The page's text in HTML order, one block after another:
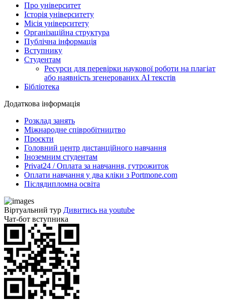
Про університет
Історія університету
Місія університету
Організаційна структура
Публічна інформація
Вступнику
Студентам
Ресурси для перевірки наукової роботи на плагіат
або наявність згенерованих АІ текстів
Бібліотека
Додаткова інформація
Розклад занять
Міжнародне співробітництво
Проєкти
Головний центр дистанційного навчання
Іноземним студентам
Privat24 / Оплата за навчання, гутрожиток
Оплати навчання у два кліки з Portmone.com
Післядипломна освіта
Віртуальний тур Дивитись на youtube
Чат-бот вступника